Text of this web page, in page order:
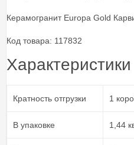
Керамогранит Europa Gold
Код товара: 117832
Характеристики
Кратность отгрузки 1
В упаковке 1,44